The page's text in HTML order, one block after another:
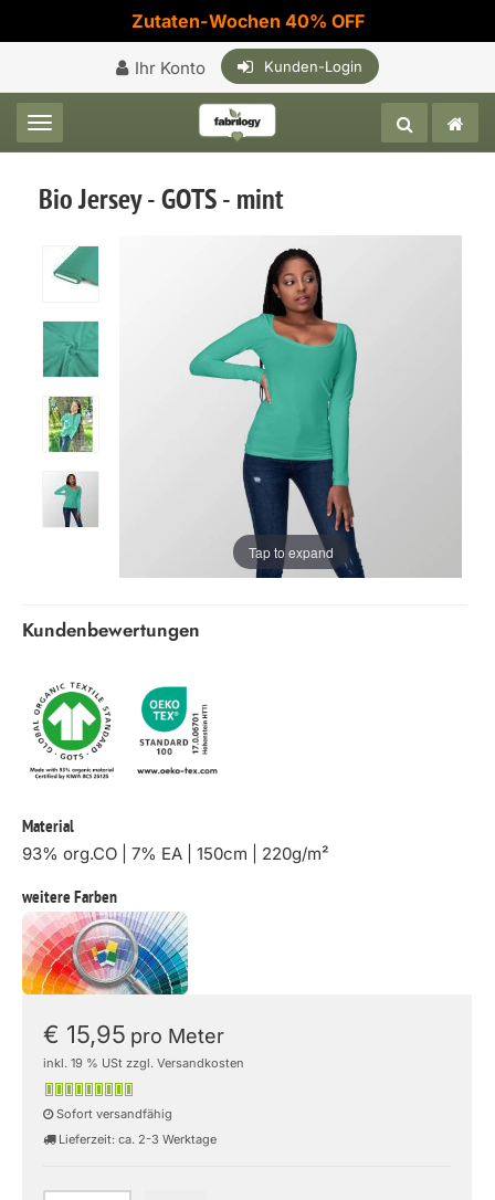
Zutaten-Wochen 40% OFF
Ihr Konto Kunden-Login
Toggle navigation
Bio Jersey - GOTS - mint
Tap to expand
Kundenbewertungen
Material
93% org.CO | 7% EA | 150cm | 220g/m²
weitere Farben
€ 15,95 pro Meter
inkl. 19 % USt zzgl. Versandkosten
Sofort versandfähig
Lieferzeit: ca. 2-3 Werktage